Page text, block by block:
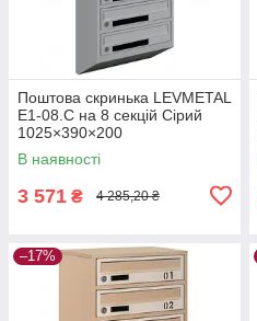
Поштова скринька LEVMETAL
Е1-08.C на 8 секцій Сірий
1025×390×200
В наявності
3 571 ₴ 4 285,20 ₴
–17%